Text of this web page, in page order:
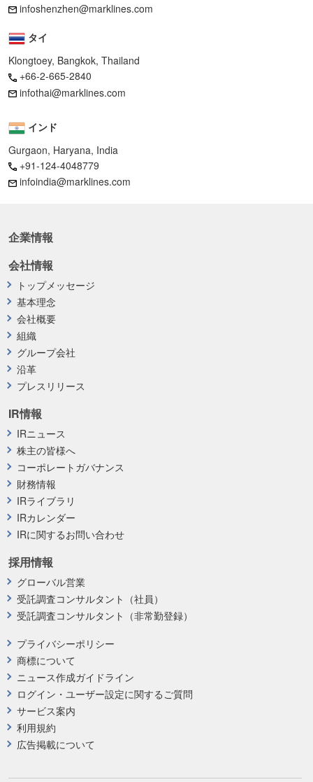
infoshenzhen@marklines.com
タイ
Klongtoey, Bangkok, Thailand
+66-2-665-2840
infothai@marklines.com
インド
Gurgaon, Haryana, India
+91-124-4048779
infoindia@marklines.com
企業情報
プライバシーポリシー
商標について
ニュース作成ガイドライン
ログイン・ユーザー設定に関するご質問
サービス案内
利用規約
広告掲載について
採用情報
グローバル営業
受託調査コンサルタント（社員）
受託調査コンサルタント（非常勤登録）
会社情報
トップメッセージ
基本理念
会社概要
組織
グループ会社
沿革
プレスリリース
IR情報
IRニュース
株主の皆様へ
コーポレートガバナンス
財務情報
IRライブラリ
IRカレンダー
IRに関するお問い合わせ